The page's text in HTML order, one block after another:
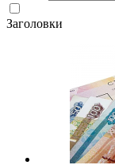
Заголовки